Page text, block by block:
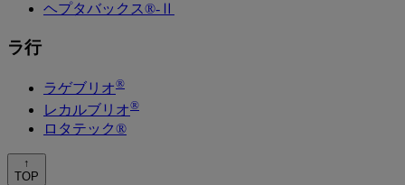
ヘプタバックス®-Ⅱ
ラ行
ラゲブリオ®
レカルブリオ®
ロタテック®
↑
TOP